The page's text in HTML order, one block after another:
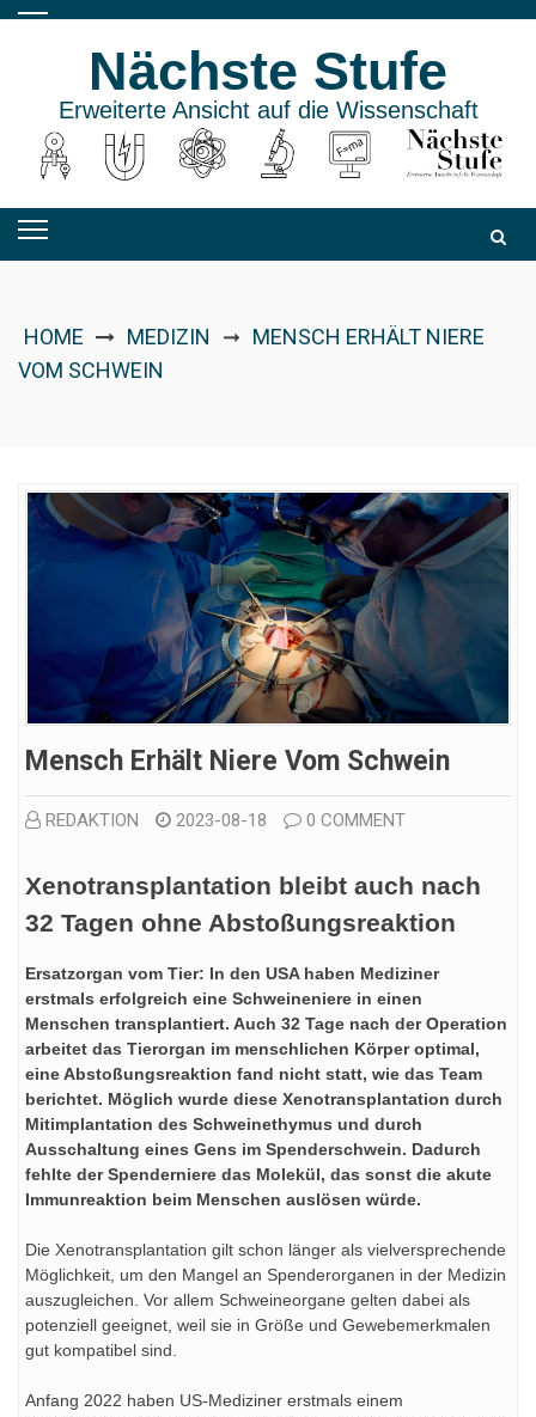
Skip
Nächste Stufe
Erweiterte Ansicht auf die Wissenschaft
HOME MEDIZIN ➞ MENSCH ERHÄLT NIERE
VOM SCHWEIN
Mensch Erhält Niere Vom Schwein
REDAKTION 2023-08-18 0 COMMENT
Xenotransplantation bleibt auch nach
32 Tagen ohne Abstoßungsreaktion
Ersatzorgan vom Tier: In den USA haben Mediziner
erstmals erfolgreich eine Schweineniere in einen
Menschen transplantiert. Auch 32 Tage nach der Operation
arbeitet das Tierorgan im menschlichen Körper optimal,
eine Abstoßungsreaktion fand nicht statt, wie das Team
berichtet. Möglich wurde diese Xenotransplantation durch
Mitimplantation des Schweinethymus und durch
Ausschaltung eines Gens im Spenderschwein. Dadurch
fehlte der Spenderniere das Molekül, das sonst die akute
Immunreaktion beim Menschen auslösen würde.
Die Xenotransplantation gilt schon länger als vielversprechende
Möglichkeit, um den Mangel an Spenderorganen in der Medizin
auszugleichen. Vor allem Schweineorgane gelten dabei als
potenziell geeignet, weil sie in Größe und Gewebemerkmalen
gut kompatibel sind.
Anfang 2022 haben US-Mediziner erstmals einem